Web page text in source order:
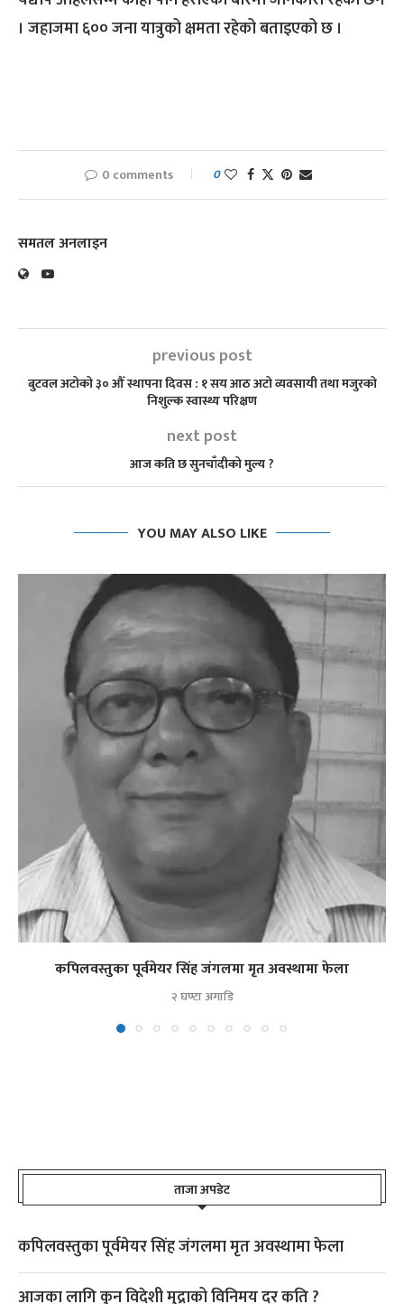
। जहाजमा ६०० जना यात्रुको क्षमता रहेको बताइएको छ ।
0 comments 0
समतल अनलाइन
previous post
बुटवल अटोको ३० औँ स्थापना दिवस : १ सय आठ अटो व्यवसायी तथा मजुरको
निशुल्क स्वास्थ्य परिक्षण
next post
आज कति छ सुनचाँदीको मुल्य ?
YOU MAY ALSO LIKE
कपिलवस्तुका पूर्वमेयर सिंह जंगलमा मृत अवस्थामा फेला
२ घण्टा अगाडि
ताजा अपडेट
कपिलवस्तुका पूर्वमेयर सिंह जंगलमा मृत अवस्थामा फेला
आजका लागि कुन विदेशी मुद्राको विनिमय दर कति ?